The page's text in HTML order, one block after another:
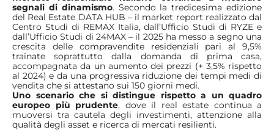
segnali di dinamismo. Secondo la tredicesima edizione
del Real Estate DATA HUB – il market report realizzato dal
Centro Studi di REMAX Italia, dall’Ufficio Studi di RYZE e
dall’Ufficio Studi di 24MAX – il 2025 ha messo a segno una
crescita delle compravendite residenziali pari al 9,5%
trainate soprattutto dalla domanda di prima casa,
accompagnata da un aumento dei prezzi (+ 3,5% rispetto
al 2024) e da una progressiva riduzione dei tempi medi di
vendita che si attestano sui 150 giorni medi.
Uno scenario che si distingue rispetto a un quadro
europeo più prudente, dove il real estate continua a
muoversi tra cautela degli investimenti, attenzione alla
qualità degli asset e ricerca di mercati resilienti.